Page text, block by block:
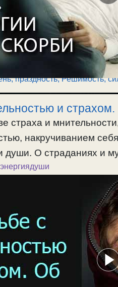
праздность,Решимость,
и
страха и
накручиванием
души. О страданиях и